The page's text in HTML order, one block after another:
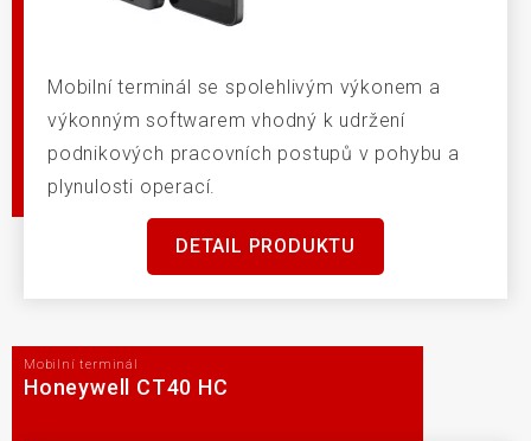
Mobilní terminál se spolehlivým výkonem a
výkonným softwarem vhodný k udržení
podnikových pracovních postupů v pohybu a
plynulosti operací.
DETAIL PRODUKTU
Mobilní terminál
Honeywell CT40 HC